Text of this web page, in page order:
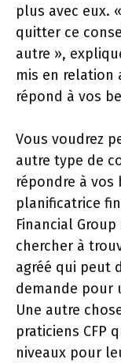
plus avec eux.
quitter ce
autre »,
mis en relation
répond à vos
Vous voudrez
autre type de
répondre à vos
planificatrice
Financial
chercher à
agréé qui peut
demande pour
Une autre
praticiens CFP
niveaux pour